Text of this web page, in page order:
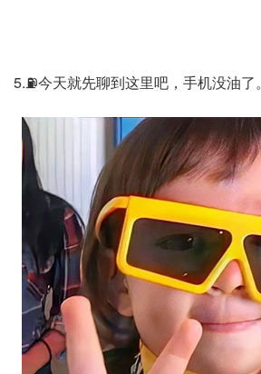
5.⛽今天就先聊到这里吧，手机没油了。